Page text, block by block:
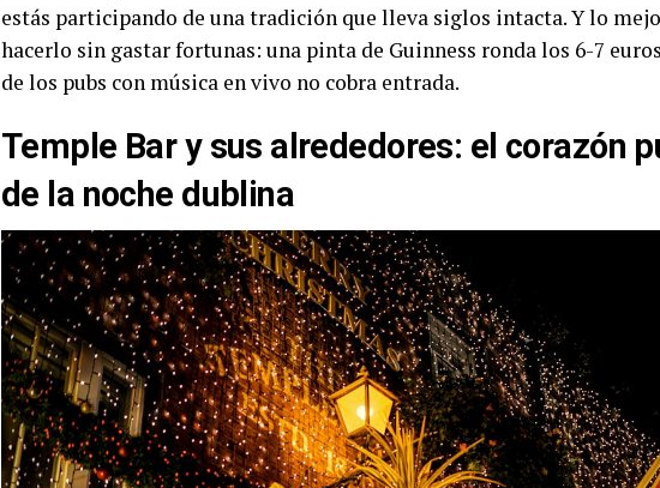
estás participando de una tradición que lleva siglos intacta. Y lo
hacerlo sin gastar fortunas: una pinta de Guinness ronda los 6-7
de los pubs con música en vivo no cobra entrada.
Temple Bar y sus alrededores: el corazón
de la noche dublina